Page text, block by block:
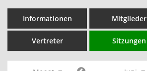
Informationen Mitglieder
Vertreter Sitzungen